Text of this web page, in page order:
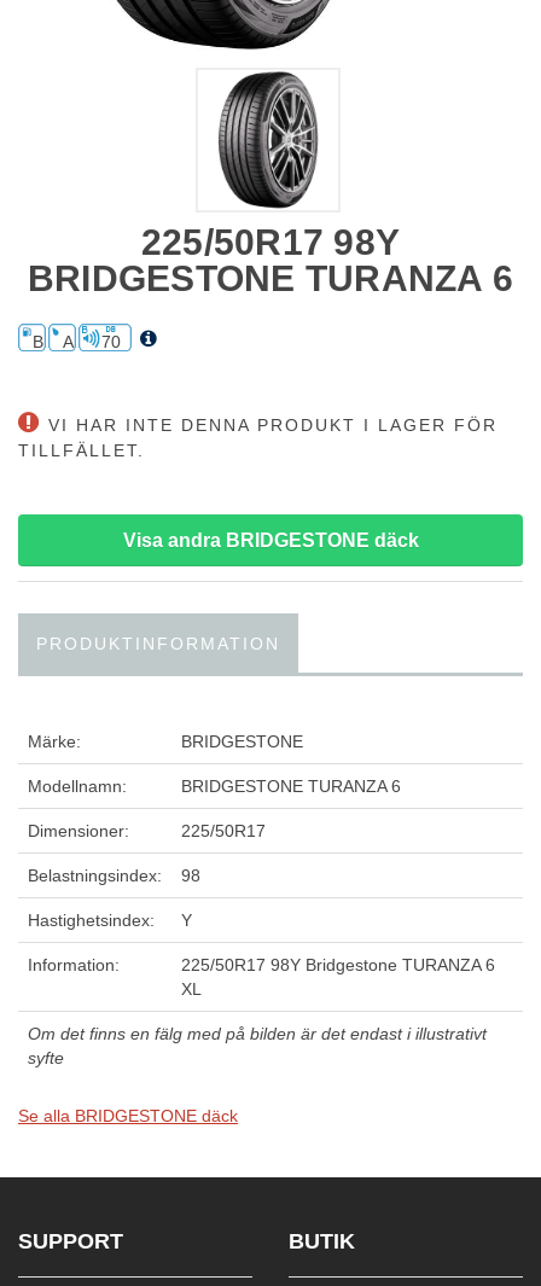
225/50R17 98Y
BRIDGESTONE TURANZA 6
B A 70
VI HAR INTE DENNA PRODUKT I LAGER FÖR
TILLFÄLLET.
Visa andra BRIDGESTONE däck
PRODUKTINFORMATION
Märke: BRIDGESTONE
Modellnamn: BRIDGESTONE TURANZA 6
Dimensioner: 225/50R17
Belastningsindex: 98
Hastighetsindex: Y
Information:
225/50R17 98Y Bridgestone TURANZA 6
XL
Om det finns en fälg med på bilden är det endast i illustrativt
syfte
Se alla BRIDGESTONE däck
SUPPORT BUTIK